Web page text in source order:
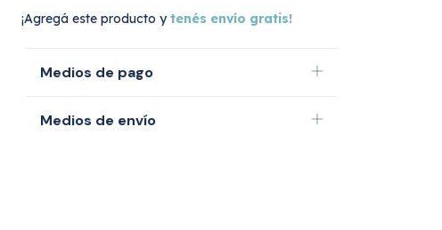
¡Agregá este producto ytenés envío gratis!
Medios de pago
Medios de envío